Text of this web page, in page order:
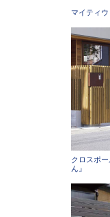
マイティ
クロスポ
ん』